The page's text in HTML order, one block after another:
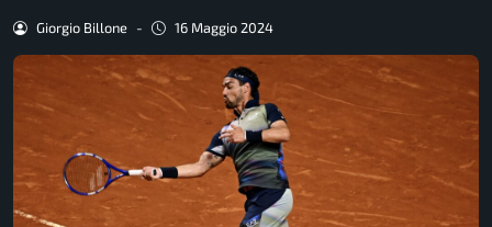
Giorgio Billone - 16 Maggio 2024